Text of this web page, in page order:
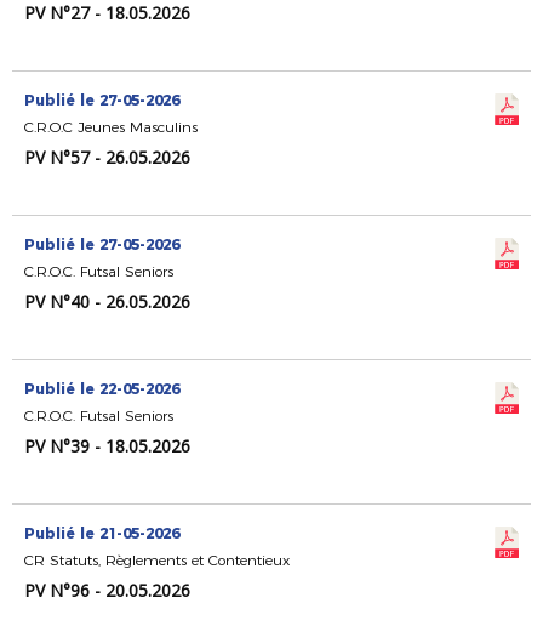
PV N°27 - 18.05.2026
Publié le 27-05-2026
C.R.O.C Jeunes Masculins
PV N°57 - 26.05.2026
Publié le 27-05-2026
C.R.O.C. Futsal Seniors
PV N°40 - 26.05.2026
Publié le 22-05-2026
C.R.O.C. Futsal Seniors
PV N°39 - 18.05.2026
Publié le 21-05-2026
CR Statuts, Règlements et Contentieux
PV N°96 - 20.05.2026